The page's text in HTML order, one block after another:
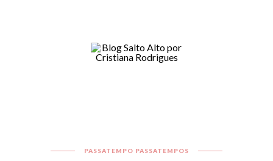
PASSATEMPO PASSATEMPOS